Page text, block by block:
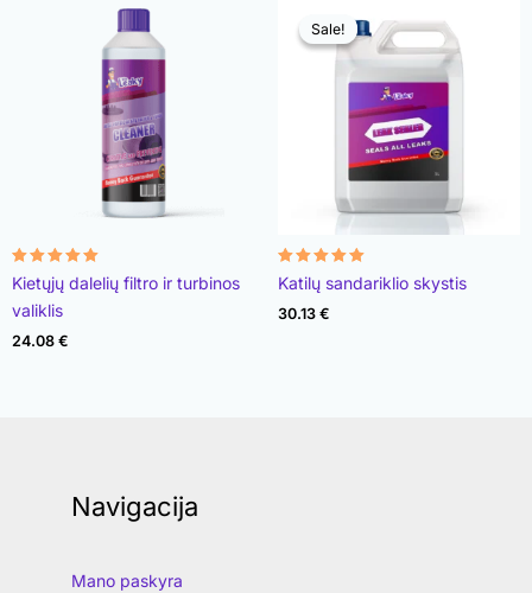
Įvertinimas:
4.96
iš 5
Kietųjų dalelių filtro ir turbinos
valiklis
24.08 €
Sale!
Sale!
Įvertinimas:
4.89
iš 5
Katilų sandariklio skystis
30.13 €
Navigacija
Mano paskyra